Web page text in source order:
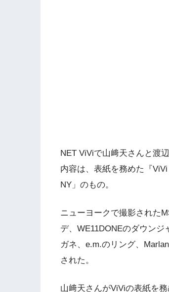
NET ViViで山﨑天さんと渡
内容は、表紙を務めた『
NY」のもの。
ニューヨークで撮影された
デ、WE11DONEのダウンジ
ガネ、e.m.のリング、
された。
山﨑天さんがViViの表紙を